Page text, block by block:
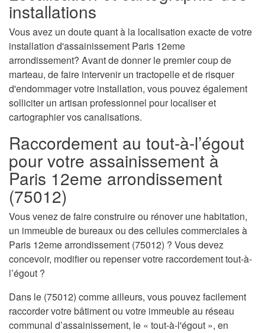
installations
Vous avez un doute quant à la localisation exacte de votre
installation d'assainissement Paris 12eme
arrondissement? Avant de donner le premier coup de
marteau, de faire intervenir un tractopelle et de risquer
d'endommager votre installation, vous pouvez également
solliciter un artisan professionnel pour localiser et
cartographier vos canalisations.
Raccordement au tout-à-l’égout
pour votre assainissement à
Paris 12eme arrondissement
(75012)
Vous venez de faire construire ou rénover une habitation,
un immeuble de bureaux ou des cellules commerciales à
Paris 12eme arrondissement (75012) ? Vous devez
concevoir, modifier ou repenser votre raccordement tout-à-
l’égout ?
Dans le (75012) comme ailleurs, vous pouvez facilement
raccorder votre bâtiment ou votre immeuble au réseau
communal d’assainissement, le « tout-à-l'égout », en